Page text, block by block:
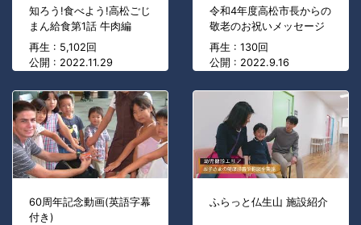
知ろう!食べよう!高松ごじ
まん給食第1話 牛肉編
再生 : 5,102回
公開 : 2022.11.29
令和4年度高松市長からの
敬老のお祝いメッセージ
再生 : 130回
公開 : 2022.9.16
60周年記念動画(英語字幕
付き)
ふらっと仏生山 施設紹介